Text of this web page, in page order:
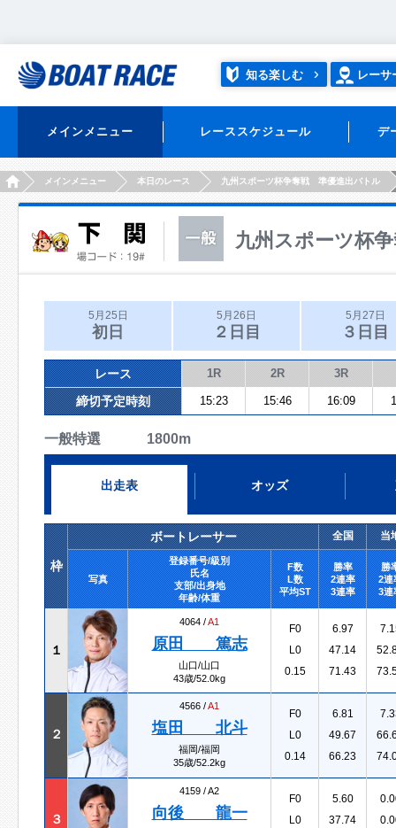
知る楽しむ レーサ
メインメニュー レーススケジュール デ
HOMEメインメニュー 本日のレース 九州スポーツ杯争奪戦 準優進出バトル
九州スポーツ杯
5月25日
初日
5月26日
２日目
5月27日
３日目
レース 1R 2R 3R
締切予定時刻 15:23 15:46 16:09
一般特選 1800m
出走表 オッズ
枠
ボートレーサー 全国 当
写真
登録番号/級別
氏名
支部/出身地
年齢/体重
F数
L数
平均ST
勝率
2連率
3連率
勝
2連
3連
１
4064 /A1
原田 篤志
山口/山口
43歳/52.0kg
F0
L0
0.15
6.97
47.14
71.43
２
4566 /A1
塩田 北斗
福岡/福岡
35歳/52.2kg
F0
L0
0.14
6.81
49.67
66.23
３
4159 /A2
向後 龍一
F0
L0
5.60
37.74